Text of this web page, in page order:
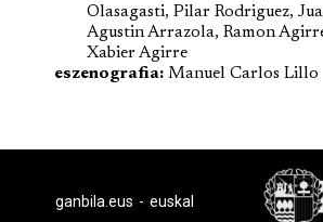
Olasagasti, Pilar Rodriguez,
Agustin Arrazola, Ramon
Xabier Agirre
eszenografia: Manuel Carlos Lillo
ganbila.eus - euskal